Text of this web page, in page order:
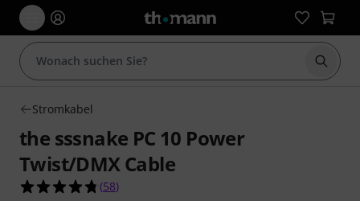
Suche
Stromkabel
the sssnake PC 10 Power
Twist/DMX Cable
4.7 von 5 Sternen aus 58 Kundenbewertungen
(58)